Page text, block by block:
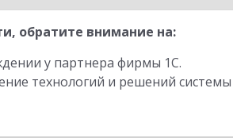
обратите внимание на:
у партнера фирмы 1С.
технологий и решений